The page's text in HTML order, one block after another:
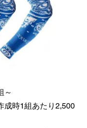
～
成時1組あたり2,500